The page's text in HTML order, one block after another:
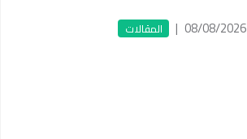
08/08/2026
| المقالات